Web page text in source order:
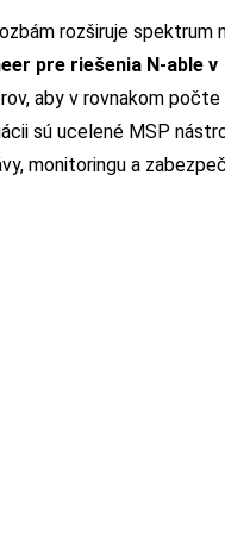
rozširuje spektrum
pre riešenia N-able v
aby v rovnakom
sú ucelené MSP
monitoringu a